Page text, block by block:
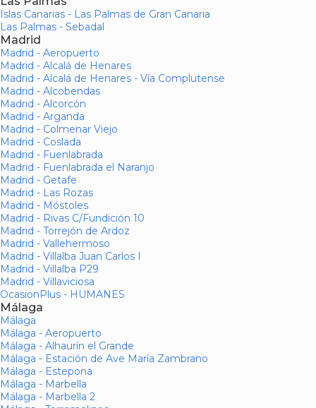
Islas Canarias - Las Palmas de Gran Canaria
Las Palmas - Sebadal
Madrid
Madrid - Aeropuerto
Madrid - Alcalá de Henares
Madrid - Alcalá de Henares - Vía Complutense
Madrid - Alcobendas
Madrid - Alcorcón
Madrid - Arganda
Madrid - Colmenar Viejo
Madrid - Coslada
Madrid - Fuenlabrada
Madrid - Fuenlabrada el Naranjo
Madrid - Getafe
Madrid - Las Rozas
Madrid - Móstoles
Madrid - Rivas C/Fundición 10
Madrid - Torrejón de Ardoz
Madrid - Vallehermoso
Madrid - Villalba Juan Carlos I
Madrid - Villalba P29
Madrid - Villaviciosa
OcasionPlus - HUMANES
Málaga
Málaga
Málaga - Aeropuerto
Málaga - Alhaurín el Grande
Málaga - Estación de Ave María Zambrano
Málaga - Estepona
Málaga - Marbella
Málaga - Marbella 2